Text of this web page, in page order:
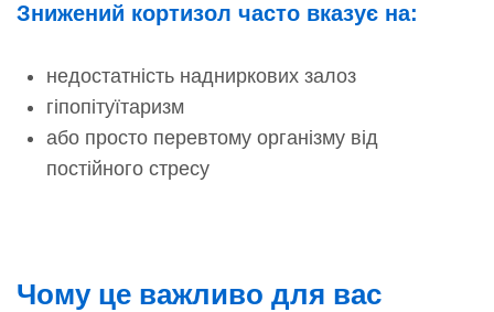
Знижений кортизол часто вказує на:
недостатність надниркових залоз
гіпопітуїтаризм
або просто перевтому організму від
постійного стресу
Чому це важливо для вас